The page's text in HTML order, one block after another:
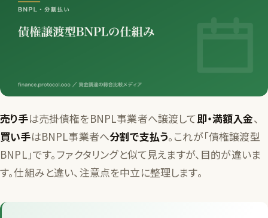
売り手は売掛債権をBNPL事業者へ譲渡して即・満額入金、
買い手はBNPL事業者へ分割で支払う。これが「債権譲渡型
BNPL」です。ファクタリングと似て見えますが、目的が違いま
す。仕組みと違い、注意点を中立に整理します。